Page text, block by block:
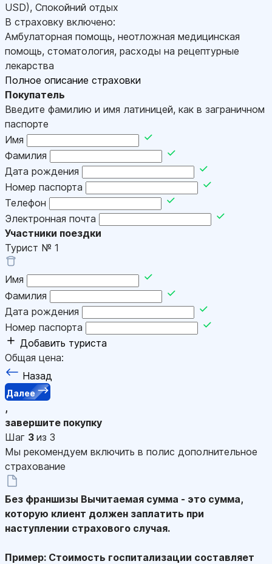
USD), Спокойний отдых
В страховку включено:
Амбулаторная помощь, неотложная медицинская
помощь, стоматология, расходы на рецептурные
лекарства
Полное описание страховки
Покупатель
Введите фамилию и имя латиницей, как в заграничном
паспорте
Имя
Фамилия
Дата рождения
Номер паспорта
Телефон
Электронная почта
Участники поездки
Турист № 1
Имя
Фамилия
Дата рождения
Номер паспорта
Добавить туриста
Общая цена:
Назад
Далее
,
завершите покупку
Шаг 3 из 3
Мы рекомендуем включить в полис дополнительное
страхование
Без франшизы Вычитаемая сумма - это сумма,
которую клиент должен заплатить при
наступлении страхового случая.
Пример: Стоимость госпитализации составляет